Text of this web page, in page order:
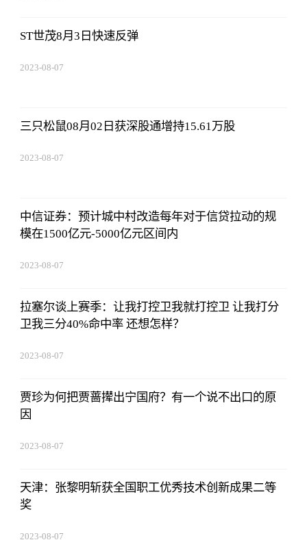
ST世茂8月3日快速反弹
2023-08-07
三只松鼠08月02日获深股通增持15.61万股
2023-08-07
中信证券：预计城中村改造每年对于信贷拉动的规
模在1500亿元-5000亿元区间内
2023-08-07
拉塞尔谈上赛季：让我打控卫我就打控卫 让我打分
卫我三分40%命中率 还想怎样？
2023-08-07
贾珍为何把贾蔷撵出宁国府？有一个说不出口的原
因
2023-08-07
天津：张黎明斩获全国职工优秀技术创新成果二等
奖
2023-08-07